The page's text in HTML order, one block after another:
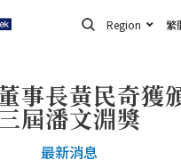
Region 繁
事長黃民奇獲
屆潘文淵獎
最新消息